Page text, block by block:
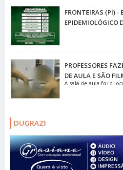
FRONTEIRAS (PI) -
EPIDEMIOLÓGICO
PROFESSORES
DE AULA E SÃO
A sala de aula foi o
DUGRAZI